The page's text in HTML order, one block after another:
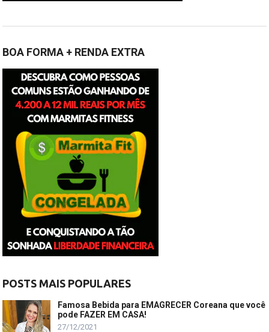
BOA FORMA + RENDA EXTRA
POSTS MAIS POPULARES
Famosa Bebida para EMAGRECER Coreana que você
pode FAZER EM CASA!
27/12/2021